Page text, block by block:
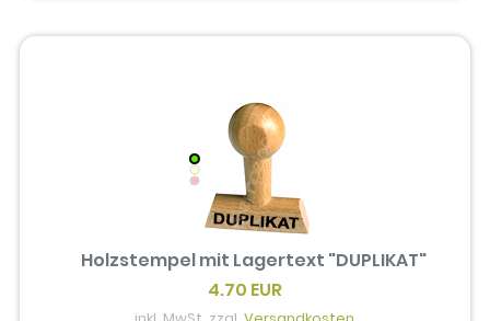
Holzstempel mit Lagertext "DUPLIKAT"
4.70 EUR